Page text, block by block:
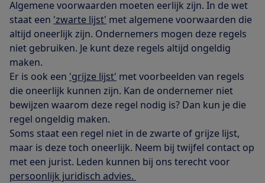
Algemene voorwaarden moeten eerlijk zijn. In de wet
staat een 'zwarte lijst' met algemene voorwaarden die
altijd oneerlijk zijn. Ondernemers mogen deze regels
niet gebruiken. Je kunt deze regels altijd ongeldig
maken.
Er is ook een 'grijze lijst' met voorbeelden van regels
die oneerlijk kunnen zijn. Kan de ondernemer niet
bewijzen waarom deze regel nodig is? Dan kun je die
regel ongeldig maken.
Soms staat een regel niet in de zwarte of grijze lijst,
maar is deze toch oneerlijk. Neem bij twijfel contact op
met een jurist. Leden kunnen bij ons terecht voor
persoonlijk juridisch advies.